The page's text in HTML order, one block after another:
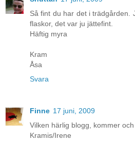
Så fint du har det i trädgården.
flaskor, det var ju jättefint.
Häftig myra
Kram
Åsa
Svara
Finne 17 juni, 2009
Vilken härlig blogg, kommer
Kramis/Irene